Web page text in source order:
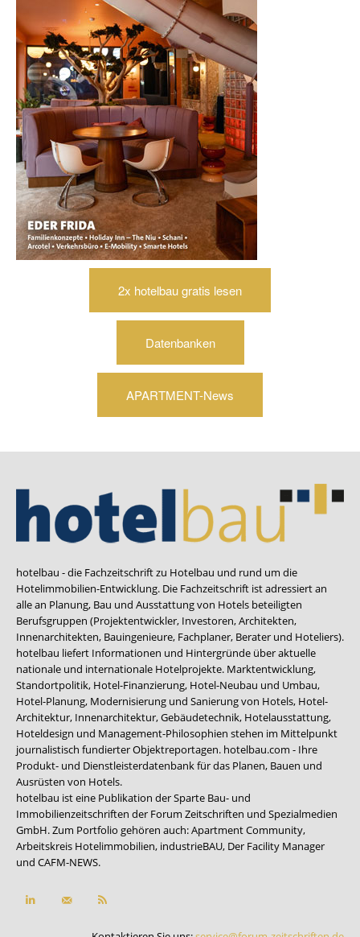
2x hotelbau gratis lesen
Datenbanken
APARTMENT-News
hotelbau - die Fachzeitschrift zu Hotelbau und rund um die
Hotelimmobilien-Entwicklung. Die Fachzeitschrift ist adressiert an
alle an Planung, Bau und Ausstattung von Hotels beteiligten
Berufsgruppen (Projektentwickler, Investoren, Architekten,
Innenarchitekten, Bauingenieure, Fachplaner, Berater und Hoteliers).
hotelbau liefert Informationen und Hintergründe über aktuelle
nationale und internationale Hotelprojekte. Marktentwicklung,
Standortpolitik, Hotel-Finanzierung, Hotel-Neubau und Umbau,
Hotel-Planung, Modernisierung und Sanierung von Hotels, Hotel-
Architektur, Innenarchitektur, Gebäudetechnik, Hotelausstattung,
Hoteldesign und Management-Philosophien stehen im Mittelpunkt
journalistisch fundierter Objektreportagen. hotelbau.com - Ihre
Produkt- und Dienstleisterdatenbank für das Planen, Bauen und
Ausrüsten von Hotels.
hotelbau ist eine Publikation der Sparte Bau- und
Immobilienzeitschriften der Forum Zeitschriften und Spezialmedien
GmbH. Zum Portfolio gehören auch:Apartment Community,
Arbeitskreis Hotelimmobilien, industrieBAU, Der Facility Manager
und CAFM-NEWS.